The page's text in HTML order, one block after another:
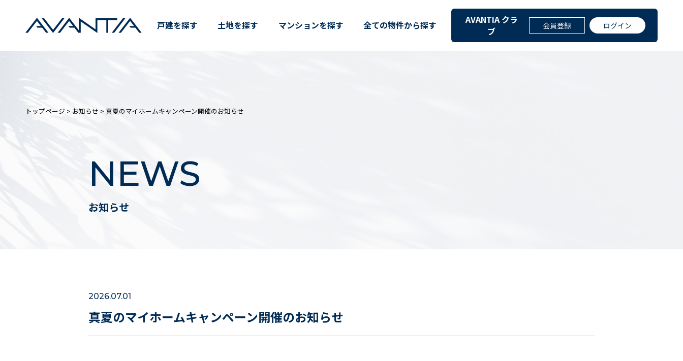
真夏のマイホームキャンペーン開催のお知らせ – 分譲住宅・仲介・土地情報はAVANTIA
戸建を探す 土地を探す マンションを探す 全ての物件から探す
AVANTIA クラ
ブ
会員登録 ログイン
トップページ > お知らせ > 真夏のマイホームキャンペーン開催のお知らせ
NEWS
お知らせ
2026.07.01
真夏のマイホームキャンペーン開催のお知らせ